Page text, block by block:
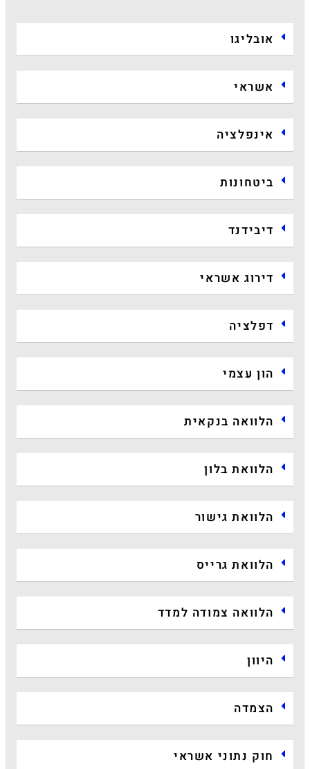
אובליגו
אשראי
אינפלציה
ביטחונות
דיבידנד
דירוג אשראי
דפלציה
הון עצמי
הלוואה בנקאית
הלוואת בלון
הלוואת גישור
הלוואת גרייס
הלוואה צמודה למדד
היוון
הצמדה
חוק נתוני אשראי